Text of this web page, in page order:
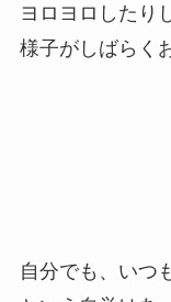
ヨロヨロしたり
様子がしばらく
自分でも、いつ